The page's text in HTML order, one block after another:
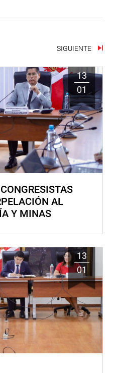
SIGUIENTE
13
01
AL
Y MINAS
13
01